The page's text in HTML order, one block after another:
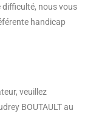
difficulté, nous vous
handicap
veuillez
BOUTAULT au